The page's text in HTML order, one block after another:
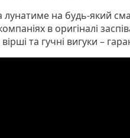
на будь-який
в оригіналі
та гучні вигуки –